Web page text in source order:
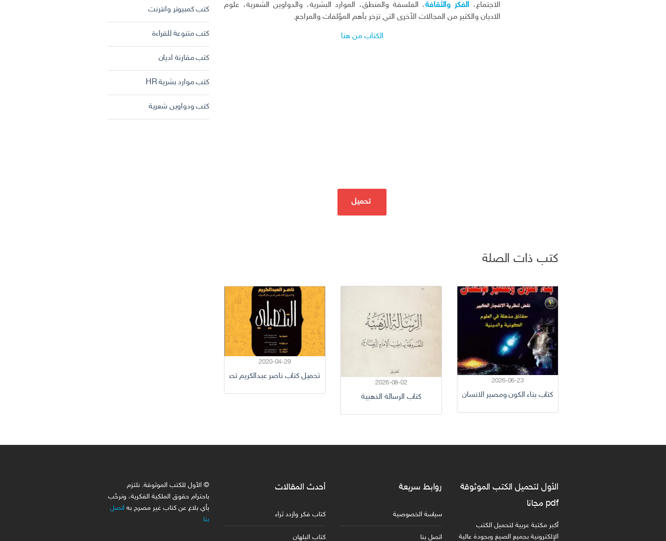
الاجتماع،الفكر والثقافة، الفلسفة والمنطق، الموارد البشرية، والدواوين الشعرية، علوم
الاديان والكثير من المجالات الأخرى التي تزخر بأهم المؤلفات والمراجع.
الكتاب من هنا
تحميل
كتب ذات الصلة
2026-06-23
كتاب بناء الكون ومصير الانسان
2026-08-02
كتاب الرسالة الذهبية
2020-04-29
تحميل كتاب ناصر عبدالكريم تحصيلي 1441 pdf
كتب كمبيوتر وانترنت
كتب متنوعة للقراءة
كتب مقارنة اديان
كتب موارد بشرية HR
كتب ودواوين شعرية
الأول لتحميل الكتب الموثوقة
pdf مجانا
أكبر مكتبة عربية لتحميل الكتب
الإلكترونية بجميع الصيغ وبجودة عالية
روابط سريعة
سياسة الخصوصية
اتصل بنا
أحدث المقالات
كتاب فكر وازدد ثراء
كتاب البلهان
© الأول للكتب الموثوقة. نلتزم
باحترام حقوق الملكية الفكرية، ونرحّب
بأي بلاغ عن كتاب غير مصرح به اتصل
بنا